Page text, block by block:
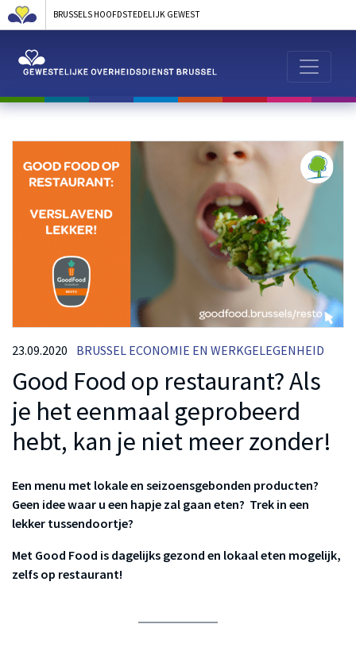
BRUSSELS HOOFDSTEDELIJK GEWEST
Good Food op restaurant? Als
je het eenmaal geprobeerd
hebt, kan je niet meer zonder!
23.09.2020 BRUSSEL ECONOMIE EN WERKGELEGENHEID
Een menu met lokale en seizoensgebonden producten?
Geen idee waar u een hapje zal gaan eten? Trek in een
lekker tussendoortje?
Met Good Food is dagelijks gezond en lokaal eten mogelijk,
zelfs op restaurant!